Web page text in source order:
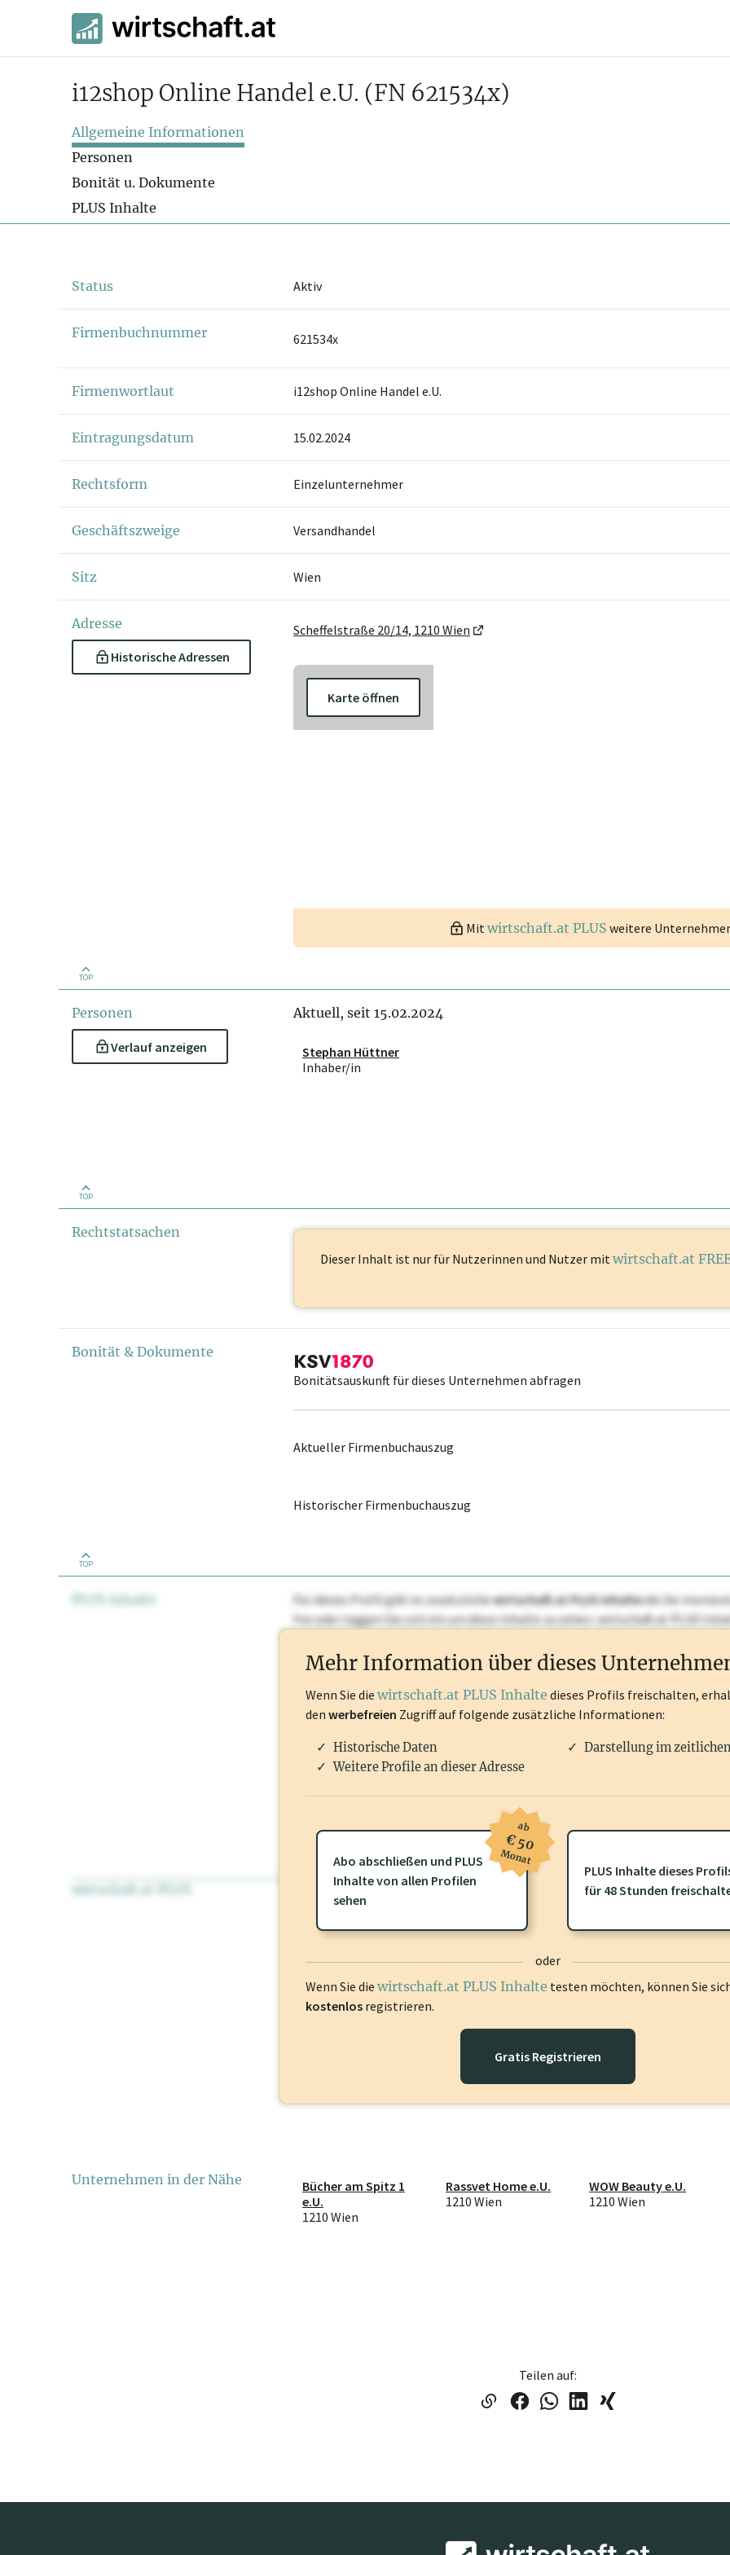
i12shop Online Handel e.U. (FN 621534x)
Allgemeine Informationen
Personen
Bonität u. Dokumente
PLUS Inhalte
Status Aktiv
Firmenbuchnummer 621534x
Firmenwortlaut i12shop Online Handel e.U.
Eintragungsdatum 15.02.2024
Rechtsform Einzelunternehmer
Geschäftszweige Versandhandel
Sitz Wien
Adresse
Historische Adressen
Scheffelstraße 20/14, 1210 Wien
Karte öffnen
Mitwirtschaft.at PLUS weitere
TOP
Personen
Verlauf anzeigen
Aktuell, seit 15.02.2024
Stephan Hüttner
Inhaber/in
TOP
Rechtstatsachen
Dieser Inhalt ist nur für Nutzerinnen und Nutzer mit wirtschaft.at
Bonität & Dokumente
Bonitätsauskunft für dieses Unternehmen abfragen
Aktueller Firmenbuchauszug
Historischer Firmenbuchauszug
TOP
PLUS Inhalte Für dieses Profil gibt es zusätzlichewirtschaft.at PLUS Inhaltedie Sie
frei oder loggen Sie sich ein um diese Inhalte zu sehen. wirtschaft.at PLUS
wirtschaft.at PLUS Für dieses Profil gibt es zusätzliche wirtschaft.at PLUS Inhaltedie Sie
frei oder loggen Sie sich ein um diese Inhalte zu sehen.
Mehr Information über dieses
Wenn Sie die wirtschaft.at PLUS Inhalte dieses Profils freischalten,
den werbefreien Zugriff auf folgende zusätzliche Informationen:
Historische Daten
Darstellung im
Weitere Profile an dieser Adresse
Abo abschließen und PLUS
Inhalte von allen Profilen
sehen
ab
€ 50
Monat
PLUS Inhalte dieses
für 48 Stunden
oder
Wenn Sie die wirtschaft.at PLUS Inhalte testen möchten, können Sie
kostenlos registrieren.
Gratis Registrieren
Unternehmen in der Nähe
Bücher am Spitz 1
e.U.
1210 Wien
Rassvet Home e.U.
1210 Wien
WOW Beauty e.U.
1210 Wien
Teilen auf: